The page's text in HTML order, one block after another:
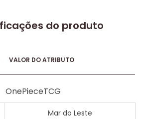
do produto
VALOR DO ATRIBUTO
OnePieceTCG
Mar do Leste